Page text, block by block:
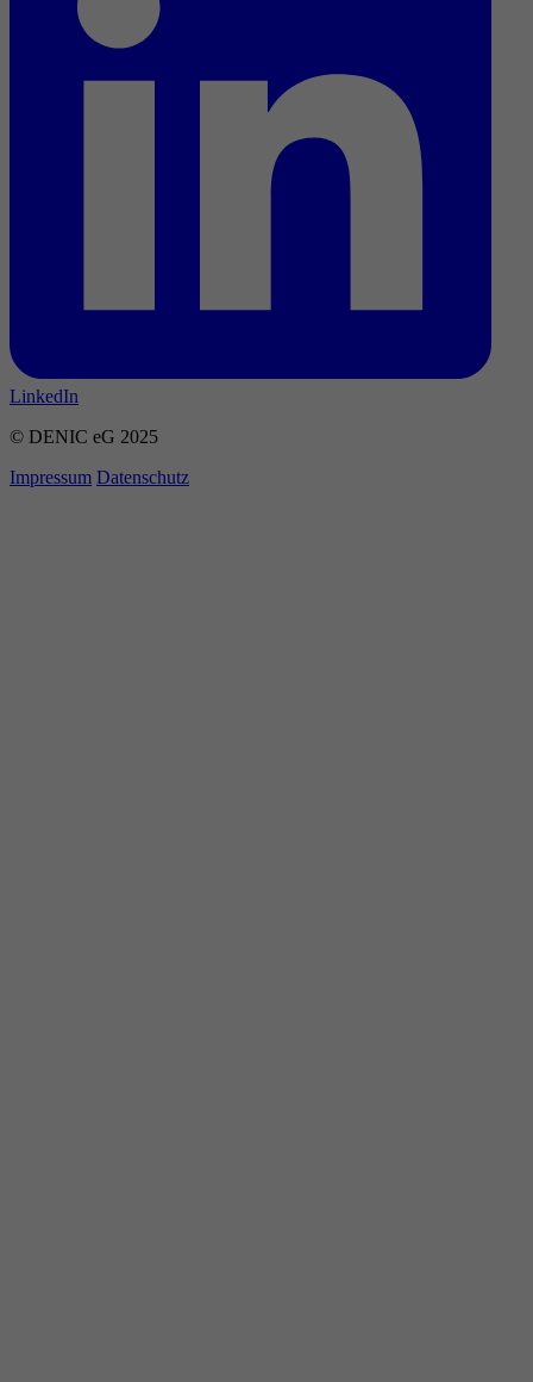
LinkedIn
© DENIC eG 2025
Impressum Datenschutz